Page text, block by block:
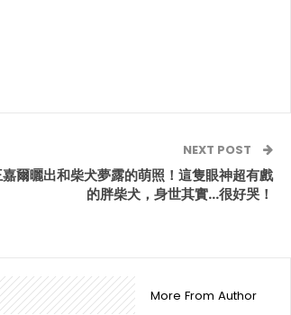
NEXT POST
爾曬出和柴犬夢露的萌照！這隻眼神超有戲
的胖柴犬，身世其實…很好哭！
More From Author